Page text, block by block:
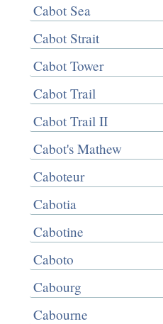
Cabot Sea
Cabot Strait
Cabot Tower
Cabot Trail
Cabot Trail II
Cabot's Mathew
Caboteur
Cabotia
Cabotine
Caboto
Cabourg
Cabourne